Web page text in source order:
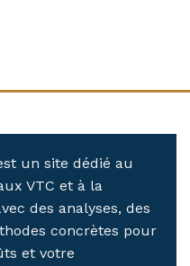
un site dédié au
VTC et à la
des analyses, des
concrètes pour
et votre